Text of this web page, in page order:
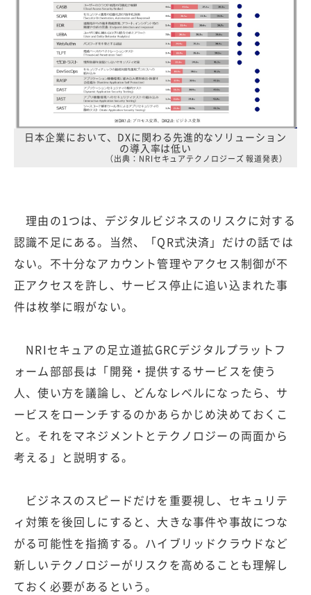
日本企業において、DXに関わる先進的なソリューション
の導入率は低い
（出典：NRIセキュアテクノロジーズ 報道発表）
理由の1つは、デジタルビジネスのリスクに対する
認識不足にある。当然、「QR式決済」だけの話では
ない。不十分なアカウント管理やアクセス制御が不
正アクセスを許し、サービス停止に追い込まれた事
件は枚挙に暇がない。
NRIセキュアの足立道拡GRCデジタルプラットフ
ォーム部部長は「開発・提供するサービスを使う
人、使い方を議論し、どんなレベルになったら、サ
ービスをローンチするのかあらかじめ決めておくこ
と。それをマネジメントとテクノロジーの両面から
考える」と説明する。
ビジネスのスピードだけを重要視し、セキュリテ
ィ対策を後回しにすると、大きな事件や事故につな
がる可能性を指摘する。ハイブリッドクラウドなど
新しいテクノロジーがリスクを高めることも理解し
ておく必要があるという。